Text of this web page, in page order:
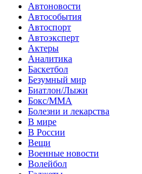
Автоновости
Автособытия
Автоспорт
Автоэксперт
Актеры
Аналитика
Баскетбол
Безумный мир
Биатлон/Лыжи
Бокс/MMA
Болезни и лекарства
В мире
В России
Вещи
Военные новости
Волейбол